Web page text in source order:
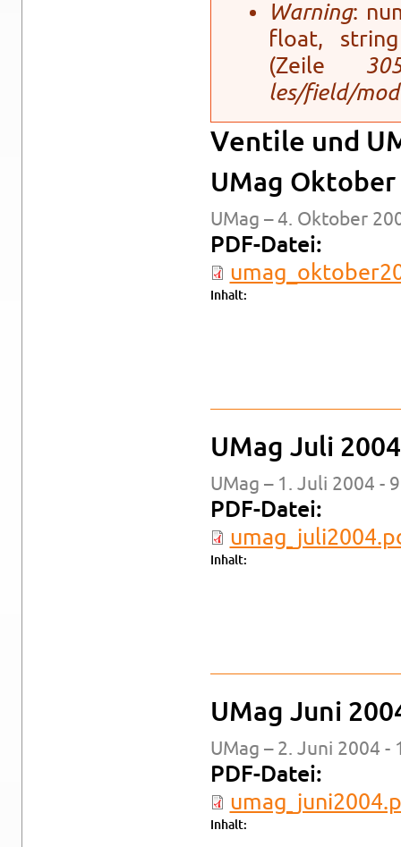
Warning:
float,
(Zeile
les/field/
Ven­ti­le und
UMag Ok­to­ber
UMag – 4. Ok­to­ber
PDF-Da­tei:
In­halt:
UMag Juli 2004
UMag – 1. Juli 2004 -
PDF-Da­tei:
In­halt:
UMag Juni
UMag – 2. Juni 2004 -
PDF-Da­tei:
In­halt: